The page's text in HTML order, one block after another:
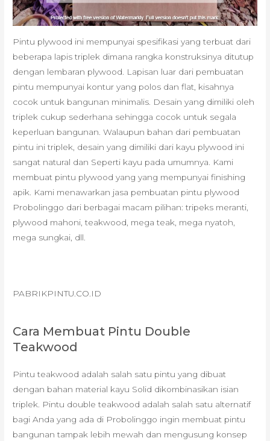
Pintu plywood ini mempunyai spesifikasi yang terbuat dari
beberapa lapis triplek dimana rangka konstruksinya ditutup
dengan lembaran plywood. Lapisan luar dari pembuatan
pintu mempunyai kontur yang polos dan flat, kisahnya
cocok untuk bangunan minimalis. Desain yang dimiliki oleh
triplek cukup sederhana sehingga cocok untuk segala
keperluan bangunan. Walaupun bahan dari pembuatan
pintu ini triplek, desain yang dimiliki dari kayu plywood ini
sangat natural dan Seperti kayu pada umumnya. Kami
membuat pintu plywood yang yang mempunyai finishing
apik. Kami menawarkan jasa pembuatan pintu plywood
Probolinggo dari berbagai macam pilihan: tripeks meranti,
plywood mahoni, teakwood, mega teak, mega nyatoh,
mega sungkai, dll.
PABRIKPINTU.CO.ID
Cara Membuat Pintu Double
Teakwood
Pintu teakwood adalah salah satu pintu yang dibuat
dengan bahan material kayu Solid dikombinasikan isian
triplek. Pintu double teakwood adalah salah satu alternatif
bagi Anda yang ada di Probolinggo ingin membuat pintu
bangunan tampak lebih mewah dan mengusung konsep